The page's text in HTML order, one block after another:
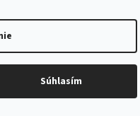
Súhlasím
práva vyhradené.Upraviť